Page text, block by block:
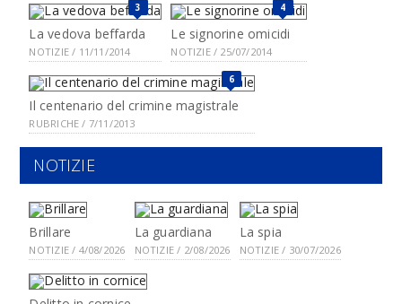
3
La vedova beffarda
NOTIZIE / 11/11/2014
4
Le signorine omicidi
NOTIZIE / 25/07/2014
6
Il centenario del crimine magistrale
RUBRICHE / 7/11/2013
NOTIZIE
Brillare
NOTIZIE / 4/08/2026
La guardiana
NOTIZIE / 2/08/2026
La spia
NOTIZIE / 30/07/2026